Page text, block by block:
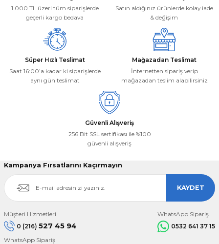
Ürün fiyatı diğer sitelerden daha pahalı.
Bu ürüne benzer farklı alternatifler olmalı.
1.000 TL üzeri tüm siparişlerde
geçerli kargo bedava
Satın aldığınız ürünlerde kolay iade
& değişim
Süper Hızlı Teslimat
Saat 16:00’a kadar ki siparişlerde
aynı gün teslimat
Mağazadan Teslimat
İnternetten sipariş verip
mağazadan teslim alabilirsiniz
Güvenli Alışveriş
256 Bit SSL sertifikası ile %100
güvenli alışveriş
Kampanya Fırsatlarını Kaçırmayın
KAYDET
Müşteri Hizmetleri
0 (216) 527 45 94
WhatsApp Sipariş
0532 641 37 15
WhatsApp Sipariş